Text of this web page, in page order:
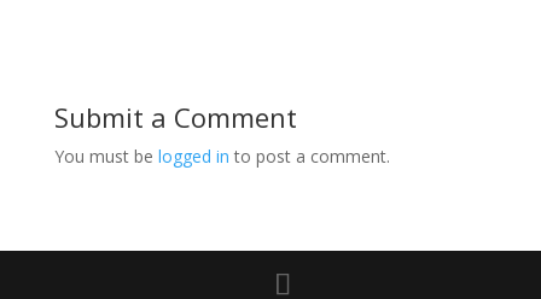
Submit a Comment
You must be logged in to post a comment.